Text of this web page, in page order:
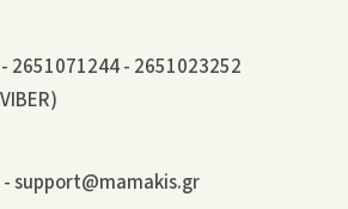
- 2651071244- 2651023252
-support@mamakis.gr